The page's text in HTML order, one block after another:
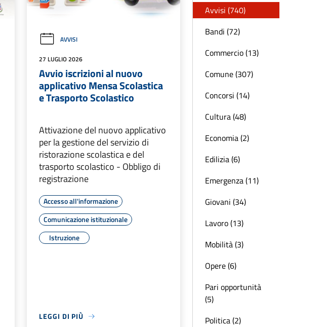
AVVISI
27 LUGLIO 2026
Avvio iscrizioni al nuovo
applicativo Mensa Scolastica
e Trasporto Scolastico
Attivazione del nuovo applicativo
per la gestione del servizio di
ristorazione scolastica e del
trasporto scolastico - Obbligo di
registrazione
Accesso all'informazione
Comunicazione istituzionale
Istruzione
LEGGI DI PIÙ
Avvisi (740)
Bandi (72)
Commercio (13)
Comune (307)
Concorsi (14)
Cultura (48)
Economia (2)
Edilizia (6)
Emergenza (11)
Giovani (34)
Lavoro (13)
Mobilità (3)
Opere (6)
Pari opportunità
(5)
Politica (2)